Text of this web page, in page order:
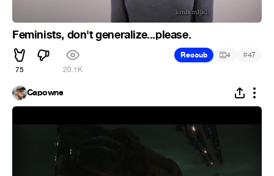
Feminists, don't generalize...please.
75 20.1K
Recoub 4 #47
Capowne